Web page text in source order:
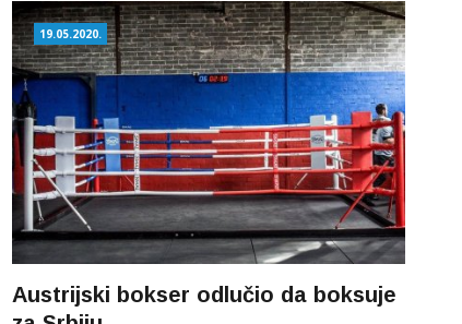
19.05.2020.
Austrijski bokser odlučio da boksuje